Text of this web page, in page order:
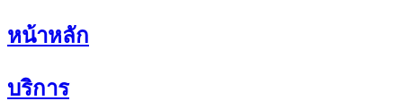
Skip
to
หน้าหลัก
บริการ